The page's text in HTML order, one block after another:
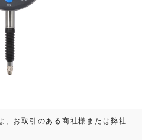
お取引のある商社様または弊社